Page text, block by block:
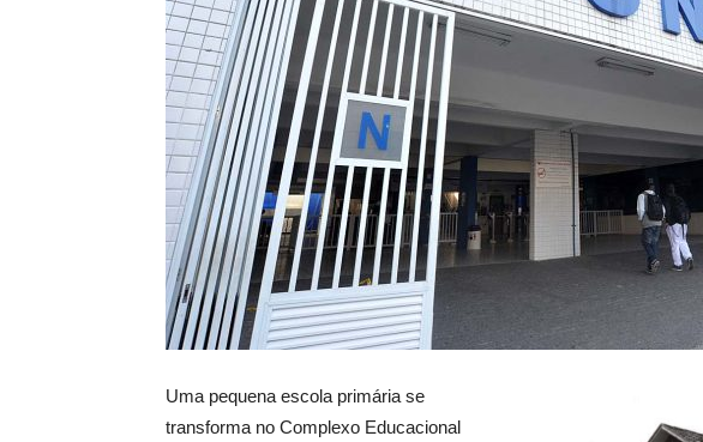
Uma pequena escola primária se
transforma no Complexo Educacional